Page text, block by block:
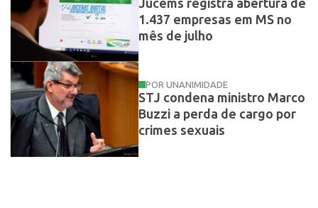
Jucems registra abertura de
1.437 empresas em MS no
mês de julho
POR UNANIMIDADE
STJ condena ministro Marco
Buzzi a perda de cargo por
crimes sexuais